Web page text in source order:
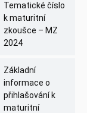
Tematické číslo
k maturitní
zkoušce – MZ
2024
Základní
informace o
přihlašování k
maturitní